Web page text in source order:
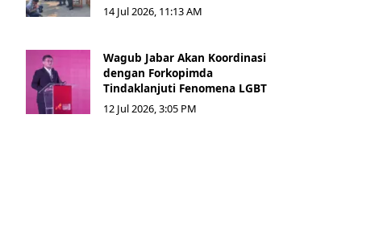
14 Jul 2026, 11:13 AM
Wagub Jabar Akan Koordinasi
dengan Forkopimda
Tindaklanjuti Fenomena LGBT
12 Jul 2026, 3:05 PM